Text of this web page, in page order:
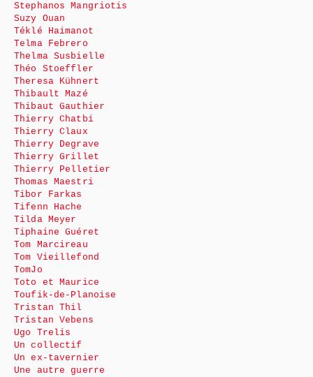
Stephanos Mangriotis
Suzy Ouan
Téklé Haimanot
Telma Febrero
Thelma Susbielle
Théo Stoeffler
Theresa Kühnert
Thibault Mazé
Thibaut Gauthier
Thierry Chatbi
Thierry Claux
Thierry Degrave
Thierry Grillet
Thierry Pelletier
Thomas Maestri
Tibor Farkas
Tifenn Hache
Tilda Meyer
Tiphaine Guéret
Tom Marcireau
Tom Vieillefond
TomJo
Toto et Maurice
Toufik-de-Planoise
Tristan Thil
Tristan Vebens
Ugo Trelis
Un collectif
Un ex-tavernier
Une autre guerre